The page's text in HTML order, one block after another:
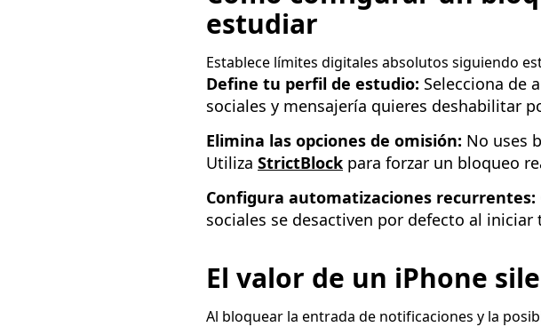
estudiar
Establece límites digitales absolutos siguiendo
Define tu perfil de estudio: Selecciona de
sociales y mensajería quieres deshabilitar
Elimina las opciones de omisión: No uses
Utiliza StrictBlock para forzar un bloqueo
Configura automatizaciones recurrentes:
sociales se desactiven por defecto al
El valor de un iPhone
Al bloquear la entrada de notificaciones y la